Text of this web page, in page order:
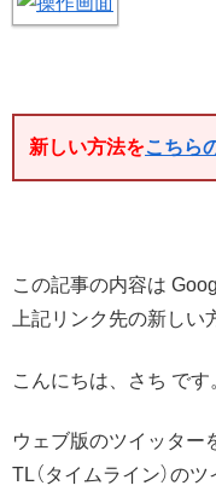
新しい方法をこちら
この記事の内容は
上記リンク先の新しい
こんにちは、さち です
ウェブ版のツイッター
TL（タイムライン）の